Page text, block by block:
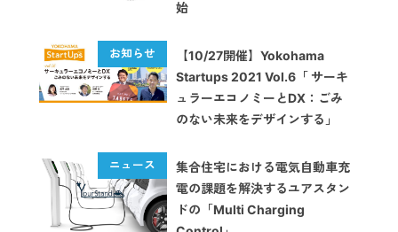
始
【10/27開催】Yokohama
Startups 2021 Vol.6「 サーキ
ュラーエコノミーとDX：ごみ
のない未来をデザインする」
集合住宅における電気自動車充
電の課題を解決するユアスタン
ドの「Multi Charging